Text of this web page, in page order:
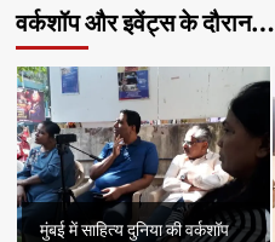
शेर..
वर्कशॉप और इवेंट्स के दौरान…
मुंबई में साहित्य दुनिया की वर्कशॉप